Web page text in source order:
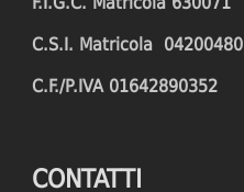
C.S.I. Matricola 04200480
C.F./P.IVA 01642890352
CONTATTI